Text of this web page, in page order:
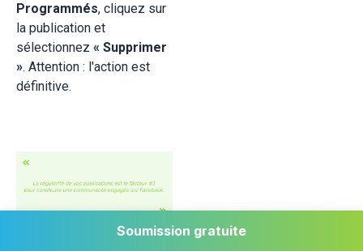
Programmés, cliquez sur
la publication et
sélectionnez « Supprimer
». Attention : l'action est
définitive.
Soumission gratuite